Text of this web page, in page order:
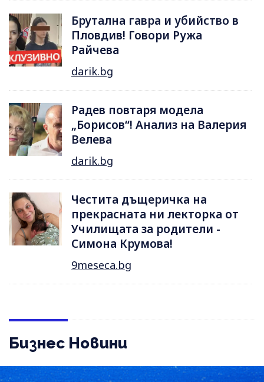
Брутална гавра и убийство в
Пловдив! Говори Ружа
Райчева
darik.bg
Радев повтаря модела
„Борисов“! Анализ на Валерия
Велева
darik.bg
Честита дъщеричка на
прекрасната ни лекторка от
Училищата за родители -
Симона Крумова!
9meseca.bg
Бизнес Новини